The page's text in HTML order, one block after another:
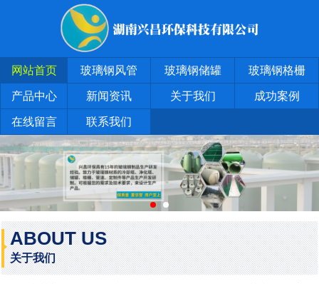
网站首页 玻璃钢风管 玻璃钢储罐 玻璃钢格栅
产品中心 新闻资讯 关于我们 成功案例
在线留言 联系我们
ABOUT US
关于我们